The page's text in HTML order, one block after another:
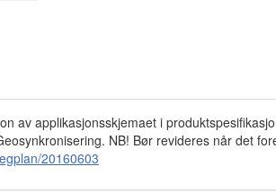
av applikasjonsskjemaet i
NB! Bør revideres når det
20160603